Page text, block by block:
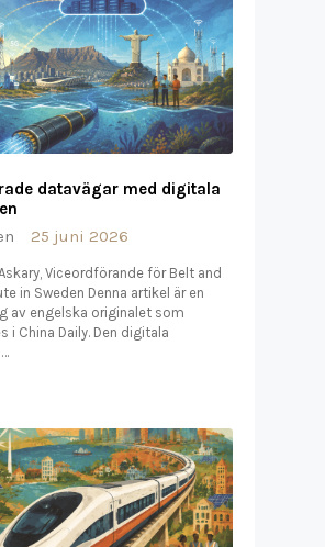
datavägar med digitala
25 juni 2026
Viceordförande för Belt and
in Sweden Denna artikel är en
av engelska originalet som
i China Daily. Den digitala